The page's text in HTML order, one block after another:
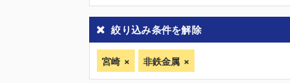
絞り込み条件を解除
宮崎 非鉄金属